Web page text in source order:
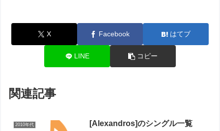
X Facebook はてブ
LINE コピー
関連記事
2010年代 [Alexandros]のシングル一覧